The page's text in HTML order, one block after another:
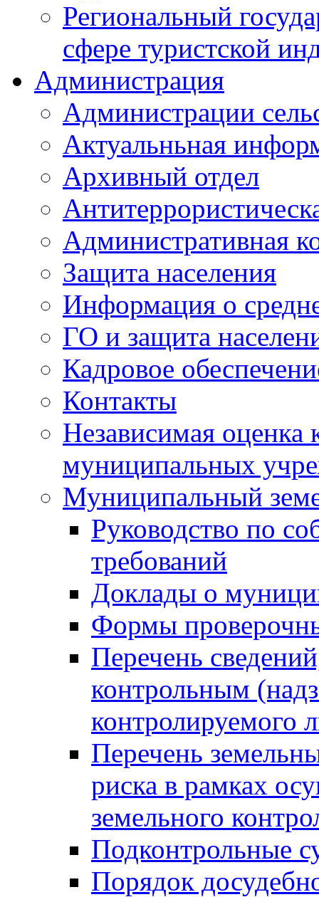
Региональный
сфере туристской
Администрация
Администрации
Актуальньная
Архивный отдел
Административная
Защита населения
Информация о
ГО и защита
Кадровое
Контакты
Независимая оценка
муниципальных
Муниципальный
Руководство по
требований
Доклады о
Формы
Перечень
контрольным
контролируемого
Перечень
риска в рамках
земельного
Подконтрольные
Порядок